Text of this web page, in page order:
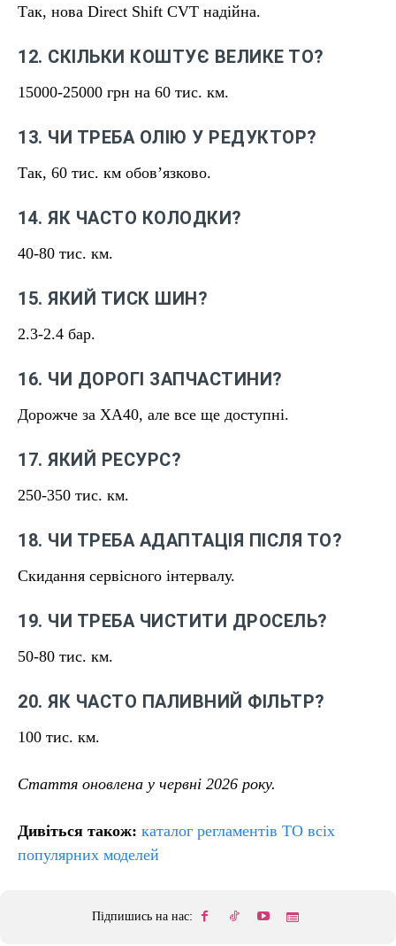
Так, нова Direct Shift CVT надійна.
12. СКІЛЬКИ КОШТУЄ ВЕЛИКЕ ТО?
15000-25000 грн на 60 тис. км.
13. ЧИ ТРЕБА ОЛІЮ У РЕДУКТОР?
Так, 60 тис. км обовʼязково.
14. ЯК ЧАСТО КОЛОДКИ?
40-80 тис. км.
15. ЯКИЙ ТИСК ШИН?
2.3-2.4 бар.
16. ЧИ ДОРОГІ ЗАПЧАСТИНИ?
Дорожче за XA40, але все ще доступні.
17. ЯКИЙ РЕСУРС?
250-350 тис. км.
18. ЧИ ТРЕБА АДАПТАЦІЯ ПІСЛЯ ТО?
Скидання сервісного інтервалу.
19. ЧИ ТРЕБА ЧИСТИТИ ДРОСЕЛЬ?
50-80 тис. км.
20. ЯК ЧАСТО ПАЛИВНИЙ ФІЛЬТР?
100 тис. км.
Стаття оновлена у червні 2026 року.
Дивіться також: каталог регламентів ТО всіх
популярних моделей
Підпишись на нас: